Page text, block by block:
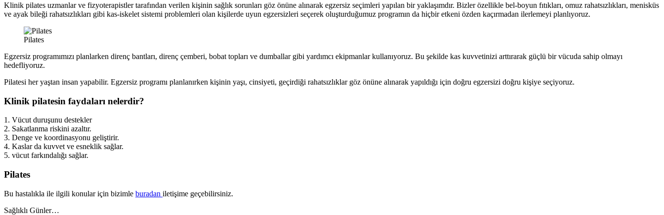
Klinik pilates uzmanlar ve fizyoterapistler tarafından verilen kişinin sağlık sorunları göz önüne alınarak egzersiz seçimleri yapılan bir yaklaşımdır. Bizler özellikle bel-boyun fıtıkları, omuz rahatsızlıkları, menisküs
ve ayak bileği rahatsızlıkları gibi kas-iskelet sistemi problemleri olan kişilerde uyun egzersizleri seçerek oluşturduğumuz programın da hiçbir etkeni özden kaçırmadan ilerlemeyi planlıyoruz.
Pilates
Egzersiz programımızı planlarken direnç bantları, direnç çemberi, bobat topları ve dumballar gibi yardımcı ekipmanlar kullanıyoruz. Bu şekilde kas kuvvetinizi arttırarak güçlü bir vücuda sahip olmayı
hedefliyoruz.
Pilatesi her yaştan insan yapabilir. Egzersiz programı planlanırken kişinin yaşı, cinsiyeti, geçirdiği rahatsızlıklar göz önüne alınarak yapıldığı için doğru egzersizi doğru kişiye seçiyoruz.
Klinik pilatesin faydaları nelerdir?
1. Vücut duruşunu destekler
2. Sakatlanma riskini azaltır.
3. Denge ve koordinasyonu geliştirir.
4. Kaslar da kuvvet ve esneklik sağlar.
5. vücut farkındalığı sağlar.
Pilates
Bu hastalıkla ile ilgili konular için bizimle buradan iletişime geçebilirsiniz.
Sağlıklı Günler…